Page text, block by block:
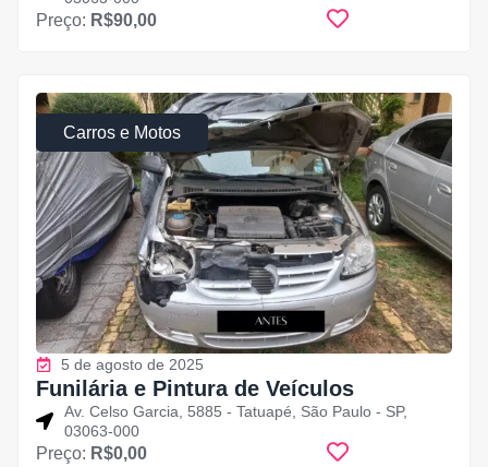
Preço: R$90,00
Carros e Motos
5 de agosto de 2025
Funilária e Pintura de Veículos
Av. Celso Garcia, 5885 - Tatuapé, São Paulo - SP,
03063-000
Preço: R$0,00